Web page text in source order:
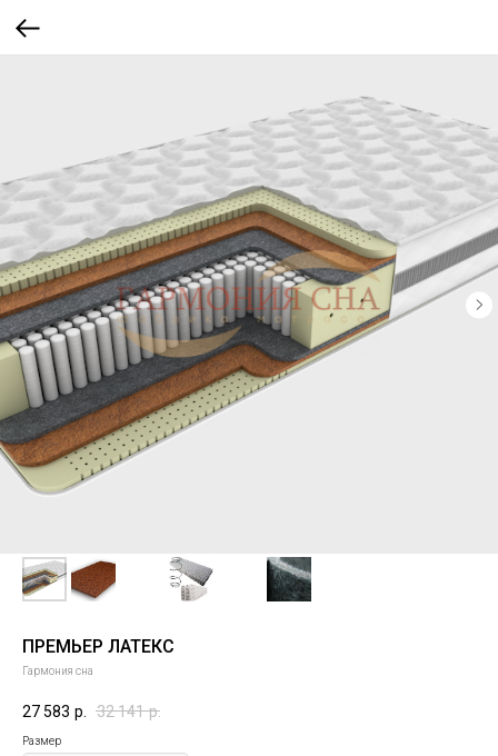
ПРЕМЬЕР ЛАТЕКС
Гармония сна
27 583 р. 32 141 р.
Размер